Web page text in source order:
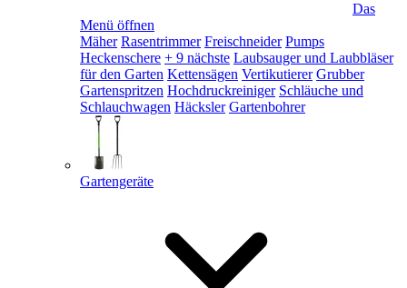
Das
Menü öffnen
Mäher Rasentrimmer Freischneider Pumps
Heckenschere + 9 nächste Laubsauger und Laubbläser
für den Garten Kettensägen Vertikutierer Grubber
Gartenspritzen Hochdruckreiniger Schläuche und
Schlauchwagen Häcksler Gartenbohrer
Gartengeräte